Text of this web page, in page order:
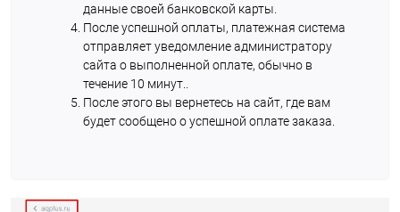
данные своей банковской карты.
После успешной оплаты, платежная система
отправляет уведомление администратору
сайта о выполненной оплате, обычно в
течение 10 минут..
После этого вы вернетесь на сайт, где вам
будет сообщено о успешной оплате заказа.